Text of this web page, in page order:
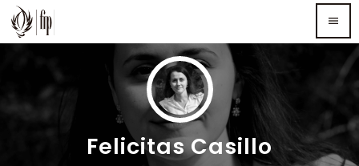
menu
TOP READING
Sorry, there is nothing for the moment.
MOST UPVOTEDFelicitas Casillo